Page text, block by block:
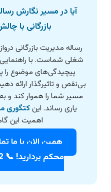
آیا در مسیر نگارش رساله
بازرگانی با چالش
رساله مدیریت بازرگانی
شغلی شماست. با راهنمایی
پیچیدگی‌های موضوع را پشت
بی‌نقص و تاثیرگذار ارائه دهید.
مسیر شما را هموار کند و به
یاری رساند. اینکتگوری
اهمیت این گام
همین الان با ما تماس
محکم بردارید! 📞 09356661302